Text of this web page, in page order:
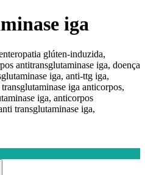
iga
glúten-induzida,
antitransglutaminase iga, doença
iga, anti-ttg iga,
iga anticorpos,
iga, anticorpos
transglutaminase iga,